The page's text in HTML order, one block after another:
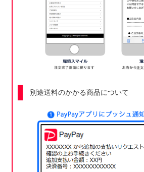
別途送料のかかる商品について